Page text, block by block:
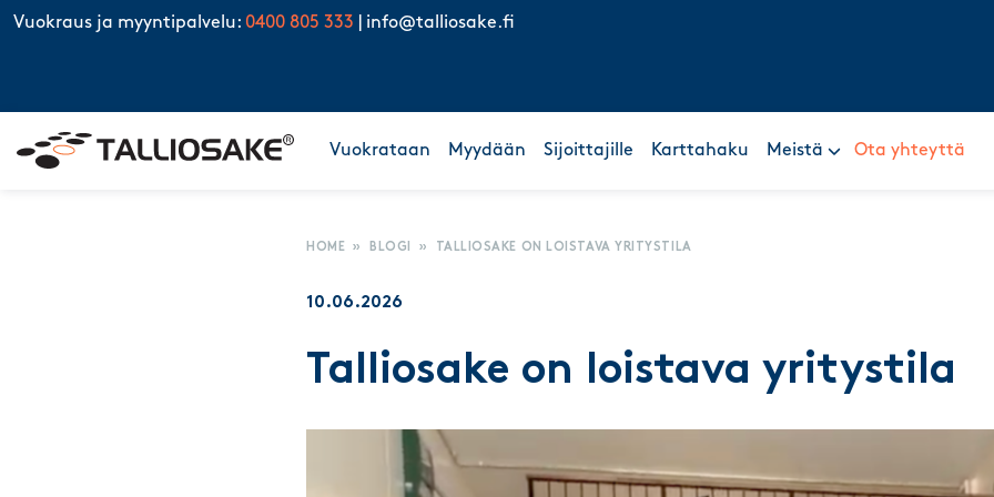
Skip to content
Vuokraus ja myyntipalvelu: 0400 805 333 info@talliosake.fi
Vuokrataan Myydään Sijoittajille Karttahaku Meistä Ota yhteyttä
HOME » BLOGI » TALLIOSAKE ON LOISTAVA YRITYSTILA
10.06.2026
Talliosake on loistava yritystila